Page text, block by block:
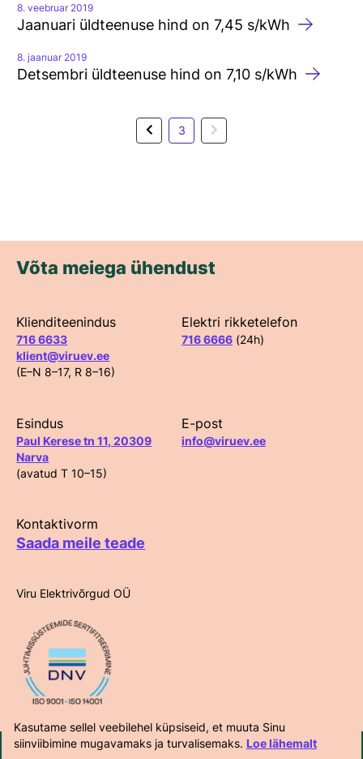
8. veebruar 2019
Jaanuari üldteenuse hind on 7,45 s/kWh
8. jaanuar 2019
Detsembri üldteenuse hind on 7,10 s/kWh
Previous
3
Võta meiega ühendust
Klienditeenindus
716 6633
klient@viruev.ee
(E–N 8–17, R 8–16)
Elektri rikketelefon
716 6666 (24h)
Esindus
Paul Kerese tn 11, 20309
Narva
(avatud T 10–15)
E-post
info@viruev.ee
Kontaktivorm
Saada meile teade
Viru Elektrivõrgud OÜ
Kasutame sellel veebilehel küpsiseid, et muuta Sinu
siinviibimine mugavamaks ja turvalisemaks. Loe lähemalt